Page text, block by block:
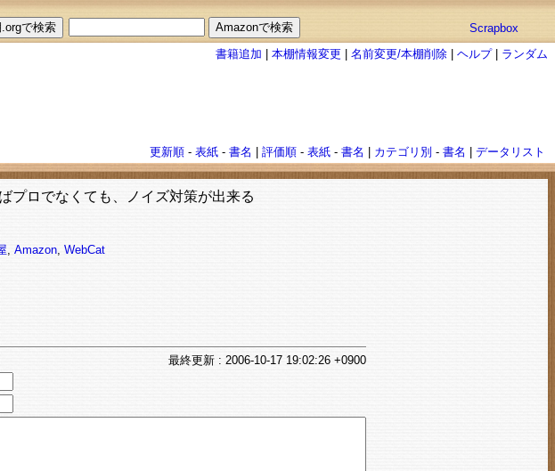
Scrapbox
書籍追加 |本棚情報変更 |名前変更/本棚削除 |ヘルプ| ランダム
更新順 -表紙 -書名 |評価順 -表紙 -書名 カテゴリ別 -書名 |データリスト
プロでなくても、ノイズ対策が出来る
, Amazon, WebCat
最終更新: 2006-10-17 19:02:26 +0900